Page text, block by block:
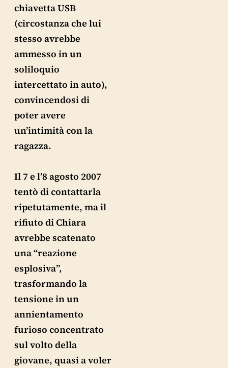
chiavetta USB
(circostanza che lui
stesso avrebbe
ammesso in un
soliloquio
intercettato in auto),
convincendosi di
poter avere
un’intimità con la
ragazza.
Il 7 e l’8 agosto 2007
tentò di contattarla
ripetutamente, ma il
rifiuto di Chiara
avrebbe scatenato
una “reazione
esplosiva”,
trasformando la
tensione in un
annientamento
furioso concentrato
sul volto della
giovane, quasi a voler